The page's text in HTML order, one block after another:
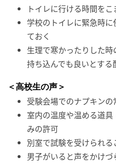
トイレに行ける時間をこ
学校のトイレに緊急時
ておく
生理で寒かったりした
持ち込んでも良いとする
＜高校生の声＞
受験会場でのナプキンの
室内の温度や温める道具
みの許可
別室で試験を受けられる
男子がいると声をかけ